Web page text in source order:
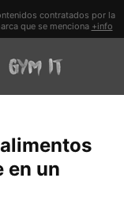
contratados por la
que se menciona +info
en un